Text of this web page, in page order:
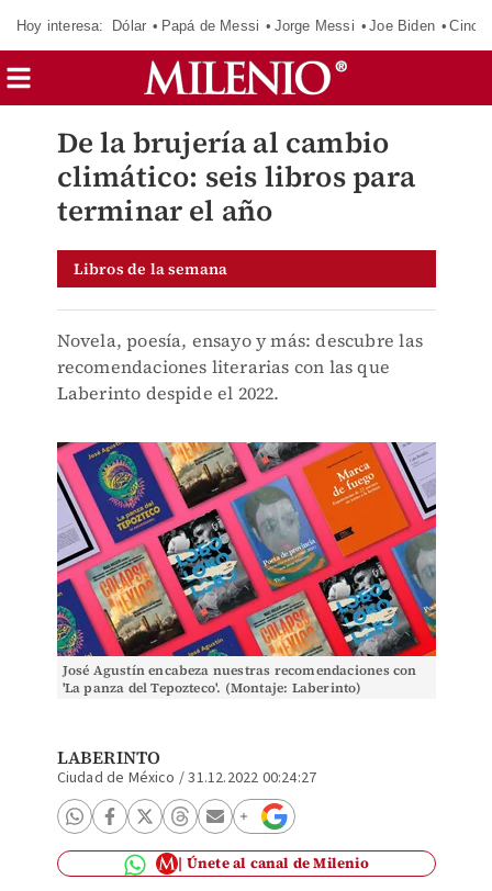
Hoy interesa: Dólar Papá de Messi Jorge Messi Joe Biden
De la brujería al cambio
climático: seis libros para
terminar el año
Libros de la semana
Novela, poesía, ensayo y más: descubre las
recomendaciones literarias con las que
Laberinto despide el 2022.
José Agustín encabeza nuestras recomendaciones con
'La panza del Tepozteco'. (Montaje: Laberinto)
LABERINTO
Ciudad de México /31.12.2022 00:24:27
Únete al canal de Milenio